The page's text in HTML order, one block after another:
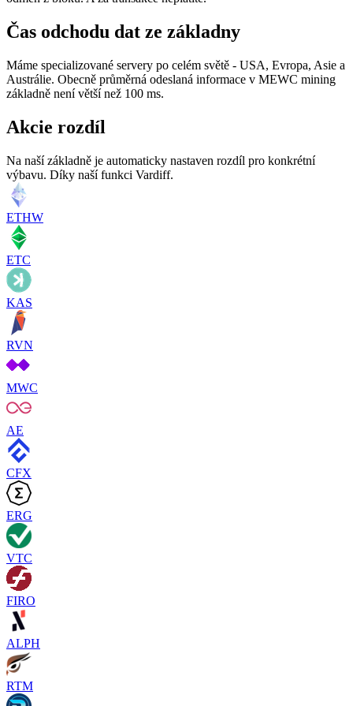
Čas odchodu dat ze základny
Máme specializované servery po celém světě - USA, Evropa, Asie a
Austrálie. Obecně průměrná odeslaná informace v MEWC mining
základně není větší než 100 ms.
Akcie rozdíl
Na naší základně je automaticky nastaven rozdíl pro konkrétní
výbavu. Díky naší funkci Vardiff.
ETHW
ETC
KAS
RVN
MWC
AE
CFX
ERG
VTC
FIRO
ALPH
RTM